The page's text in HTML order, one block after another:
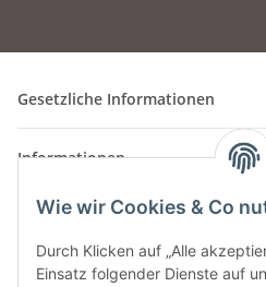
Wie wir Cookies & Co
Durch Klicken auf „Alle
Einsatz folgender Dienste auf
Gesetzliche Informationen
Informationen